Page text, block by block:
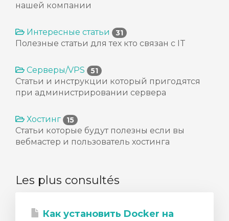
нашей компании
Интересные статьи 31
Полезные статьи для тех кто связан с IT
Серверы/VPS 51
Статьи и инструкции который пригодятся
при администрировании сервера
Хостинг 15
Статьи которые будут полезны если вы
вебмастер и пользователь хостинга
Les plus consultés
Как установить Docker на